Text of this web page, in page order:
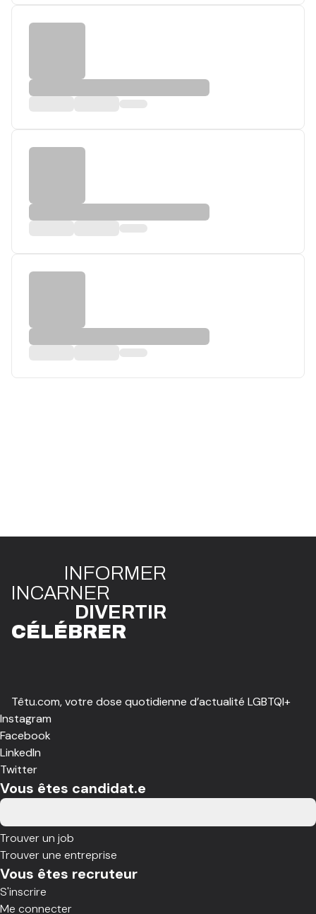
INFORMER
INCARNER
DIVERTIR
CÉLÉBRER
Têtu.com, votre dose quotidienne d’actualité LGBTQI+
Instagram
Facebook
LinkedIn
Twitter
Vous êtes candidat.e
Trouver un job
Trouver une entreprise
Vous êtes recruteur
S'inscrire
Me connecter